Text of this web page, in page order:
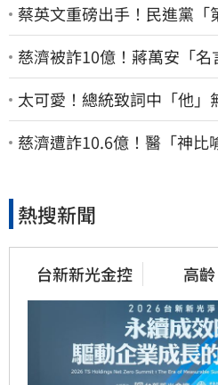
蔡英文重磅出手！民進黨「
慈濟被詐10億！蔣萬安「
太可愛！總統致詞中「他
喊：卸任再交棒給你
慈濟遭詐10.6億！醫「神比
熱搜新聞
台新新光金控 高齡